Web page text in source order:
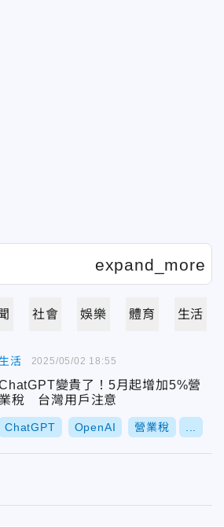
社會 娛樂 體育 生活
生活
變貴了！5月起增加5%營
業稅 台灣用戶注意
ChatGPT OpenAI 營業稅
2025/05/02 18:55